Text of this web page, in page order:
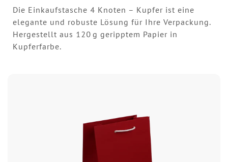
Die Einkaufstasche 4 Knoten – Kupfer ist eine
elegante und robuste Lösung für Ihre Verpackung.
Hergestellt aus 120 g geripptem Papier in
Kupferfarbe.